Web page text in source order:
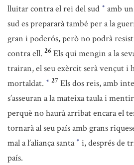
lluitar contra el rei del sud * amb
sud es prepararà també per a la
gran i poderós, però no podrà
contra ell. 26 Els qui mengin a la
trairan, el seu exèrcit serà vençut i
mortaldat. * 27 Els dos reis, amb
s’asseuran a la mateixa taula i
perquè no haurà arribat encara el
tornarà al seu país amb grans
mal a l’aliança santa * i, després de
país.